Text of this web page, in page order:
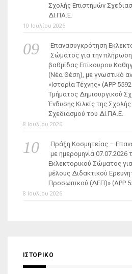
Σχολής Επιστημών
ΔΙ.ΠΑ.Ε.
10 Ιουλίου 2026
Επανασυγκρότηση
Σώματος για την πλήρωση
βαθμίδας Επίκουρου
(Νέα Θέση), με γνωστικό
«Ιστορία Τέχνης» (ΑΡΡ
Τμήματος Δημιουργικού
Ένδυσης Κιλκίς της
Σχεδιασμού του ΔΙ.ΠΑ.Ε.
8 Ιουλίου 2026
Πράξη Κοσμητείας –
με ημερομηνία 07.07.2026
Εκλεκτορικού Σώματος
μέλους Διδακτικού
Προσωπικού (ΔΕΠ)» (APP
8 Ιουλίου 2026
ΙΣΤΟΡΙΚΌ